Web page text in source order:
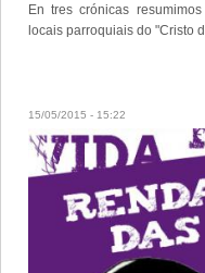
En tres crónicas
locais parroquiais do "Cristo
15/05/2015 - 15:22